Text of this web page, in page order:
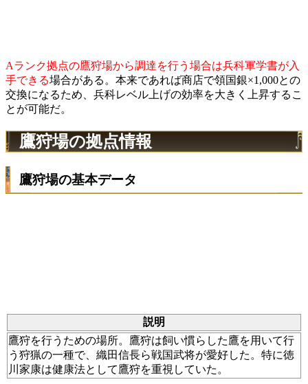
Aランク拠点の鷹狩場から調達を行う場合は兵科軍学書が入
手できる場合がある。本来であれば商店で領国銀×1,000との
交換になるため、兵科レベル上げの効率を大きく上昇するこ
とが可能だ。
鷹狩場の拠点情報
鷹狩場の基本データ
説明
鷹狩を行うための場所。鷹狩は飼い慣らした鷹を用いて行
う狩猟の一種で、織田信長ら戦国武将が愛好した。特に徳
川家康は健康法として鷹狩を重視していた。